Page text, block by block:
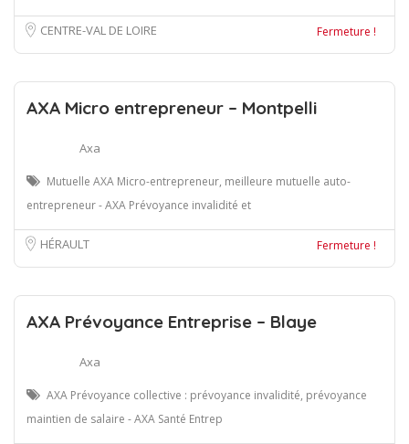
CENTRE-VAL DE LOIRE Fermeture !
AXA Micro entrepreneur – Montpelli
Axa
Mutuelle AXA Micro-entrepreneur, meilleure mutuelle auto-
entrepreneur - AXA Prévoyance invalidité et
HÉRAULT Fermeture !
AXA Prévoyance Entreprise – Blaye
Axa
AXA Prévoyance collective : prévoyance invalidité, prévoyance
maintien de salaire - AXA Santé Entrep